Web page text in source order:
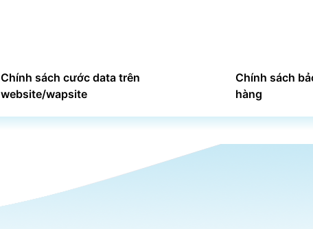
Chính sách cước data trên
website/wapsite
Chính sách
hàng